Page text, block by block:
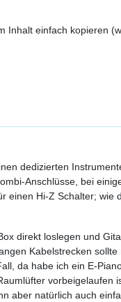
Inhalt einfach kopieren
dedizierten
Anschlüsse, bei
einen Hi-Z Schalter; wie
direkt loslegen und
Kabelstrecken
da habe ich ein E-
vorbeigelaufen
aber natürlich auch